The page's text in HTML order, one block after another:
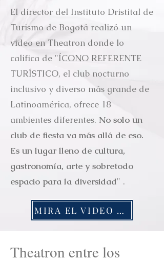
El director del Instituto Dristital de
Turismo de Bogotá realizó un
video en Theatron donde lo
califica de "ÍCONO REFERENTE
TURÍSTICO, el club nocturno
inclusivo y diverso más grande de
Latinoamérica, ofrece 18
ambientes diferentes. No solo un
club de fiesta va más allá de eso.
Es un lugar lleno de cultura,
gastronomía, arte y sobretodo
espacio para la diversidad" .
MIRA EL VIDEO AQUÍ
Theatron entre los